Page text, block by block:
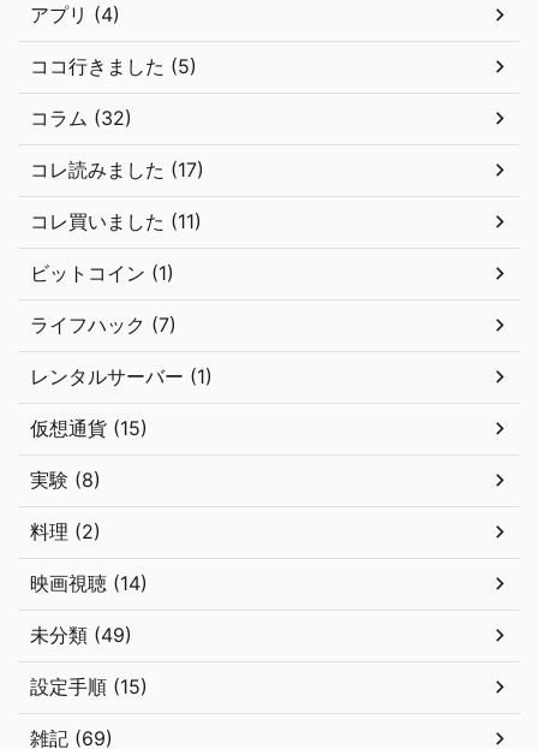
アプリ (4)
ココ行きました (5)
コラム (32)
コレ読みました (17)
コレ買いました (11)
ビットコイン (1)
ライフハック (7)
レンタルサーバー (1)
仮想通貨 (15)
実験 (8)
料理 (2)
映画視聴 (14)
未分類 (49)
設定手順 (15)
雑記 (69)